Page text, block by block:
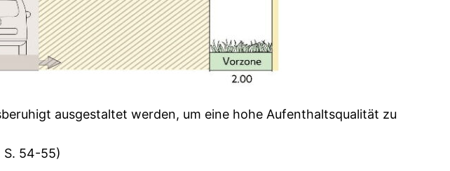
ausgestaltet werden, um eine hohe Aufenthaltsqualität zu
S. 54-55)